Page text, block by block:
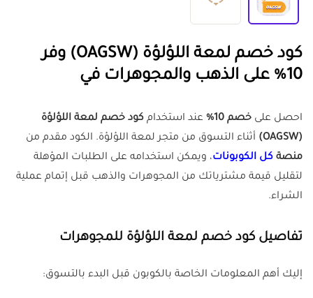
كود خصم لمعة اللؤلؤة (OAGSW) وفر
10% على الذهب والمجوهرات في
احصل على خصم 10% عند استخدام كود خصم لمعة اللؤلؤة
(OAGSW)
أثناء التسوق من متجر لمعة اللؤلؤة. الكود مقدم من
منصة كل الكوبونات، ويمكن استخدامه على الطلبات المؤهلة
لتقليل قيمة مشترياتك من المجوهرات والذهب قبل إتمام عملية
الشراء.
تفاصيل كود خصم لمعة اللؤلؤة للمجوهرات
إليك أهم المعلومات الخاصة بالكوبون قبل البدء بالتسوق: